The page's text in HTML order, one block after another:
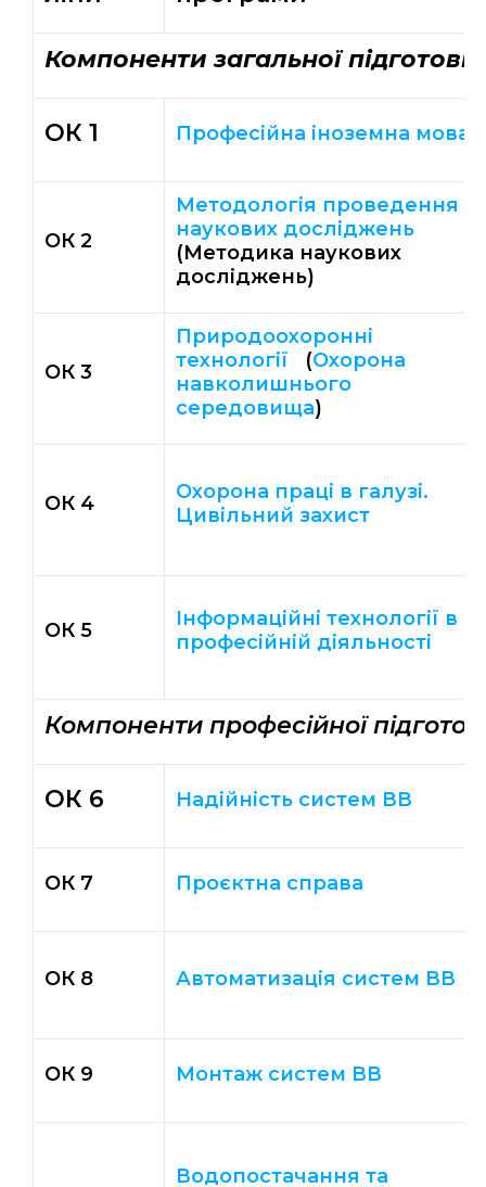
Компоненти загальної
ОК 1 Професійна іноземна мова
ОК 2
Методологія проведення
наукових досліджень
(Методика наукових
досліджень)
ОК 3
Природоохоронні
технології (Охорона
навколишнього
середовища)
ОК 4
Охорона праці в галузі.
Цивільний захист
ОК 5
Інформаційні технології в
професійній діяльності
Компоненти професійної
ОК 6 Надійність систем ВВ
ОК 7 Проєктна справа
ОК 8 Автоматизація систем ВВ
ОК 9 Монтаж систем ВВ
Водопостачання та